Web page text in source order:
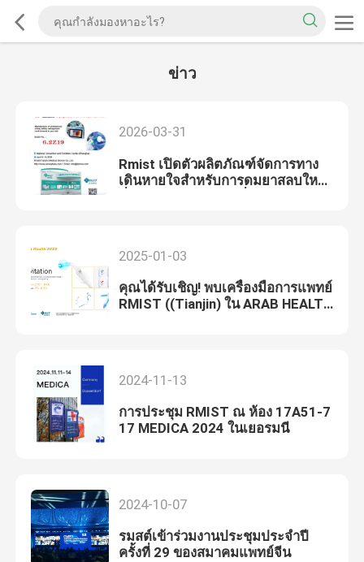
ข่าว
2026-03-31
Rmist เปิดตัวผลิตภัณฑ์จัดการทาง
เดินหายใจสำหรับการดมยาสลบใหม่
2025-01-03
คุณได้รับเชิญ! พบเครื่องมือการแพทย์
RMIST ((Tianjin) ใน ARAB HEALTH
2024-11-13
การประชุม RMIST ณ ห้อง 17A51-7
17 MEDICA 2024 ในเยอรมนี
2024-10-07
รมสต์เข้าร่วมงานประชุมประจําปี
ครั้งที่ 29 ของสมาคมแพทย์จีน